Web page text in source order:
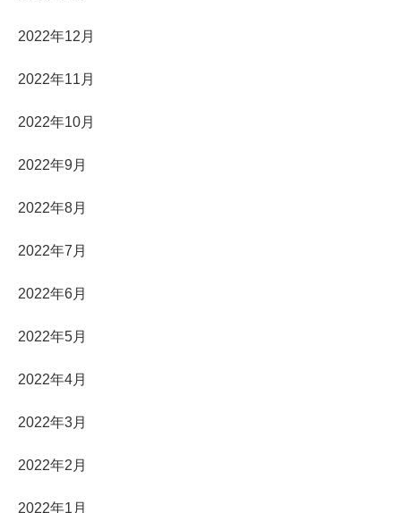
2022年12月
2022年11月
2022年10月
2022年9月
2022年8月
2022年7月
2022年6月
2022年5月
2022年4月
2022年3月
2022年2月
2022年1月